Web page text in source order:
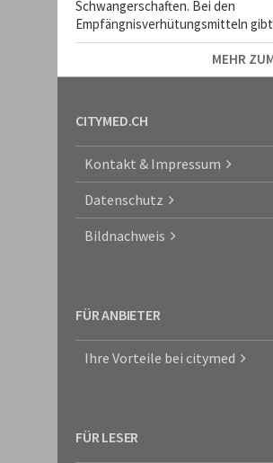
Schwangerschaften. Bei den
Empfängnisverhütungsmitteln gibt
MEHR
CITYMED.CH
Kontakt & Impressum
Datenschutz
Bildnachweis
FÜR ANBIETER
Ihre Vorteile bei citymed
FÜR LESER